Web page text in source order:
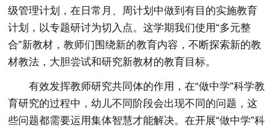
级管理计划，在日常月、周计划中做到有目的实施教育
计划，以专题研讨为切入点。这学期我们使用“多元整
合”新教材，教师们围绕新的教育内容，不断探索新的教
材教法，大胆尝试和研究新教材的教育目标。
有效发挥教师研究共同体的作用，在“做中学”科学教
育研究的过程中，幼儿不同阶段会出现不同的问题，这
些问题都需要运用集体智慧才能解决。在开展“做中学”科